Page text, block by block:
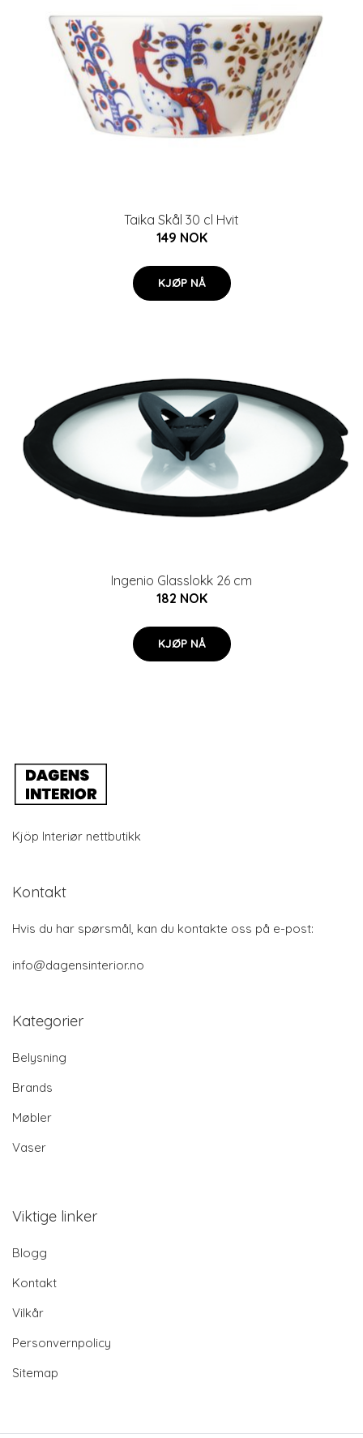
Taika Skål 30 cl Hvit
149 NOK
KJØP NÅ
Ingenio Glasslokk 26 cm
182 NOK
KJØP NÅ
Kjöp Interiør nettbutikk
Kontakt
Hvis du har spørsmål, kan du kontakte oss på e-post:
info@dagensinterior.no
Kategorier
Belysning
Brands
Møbler
Vaser
Viktige linker
Blogg
Kontakt
Vilkår
Personvernpolicy
Sitemap